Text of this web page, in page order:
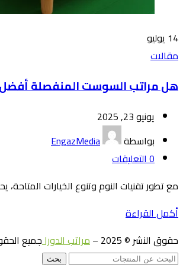
14 يوليو
مقالات
هل مراتب السوست المنفصلة
يونيو 23, 2025
بواسطة
EngazMedia
0التعليقات
مع تطور تقنيات النوم وتنوع الخيارات المتاحة،
أكمل القراءة
حقوق النشر © 2025 –
مراتب الدوراجميع
بحث